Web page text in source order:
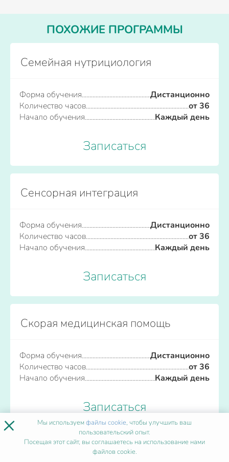
ПОХОЖИЕ ПРОГРАММЫ
Семейная нутрициология
Форма обучения
Дистанционно
Количество часов
от 36
Начало обучения
Каждый день
Записаться
Сенсорная интеграция
Форма обучения
Дистанционно
Количество часов
от 36
Начало обучения
Каждый день
Записаться
Скорая медицинская помощь
Форма обучения
Дистанционно
Количество часов
от 36
Начало обучения
Каждый день
Записаться
ПОПУЛЯРНЫЕ ПРОГРАММЫ
× Мы используемфайлы cookie, чтобы улучшить ваш
пользовательский опыт.
Посещая этот сайт, вы соглашаетесь на использование нами
файлов cookie.